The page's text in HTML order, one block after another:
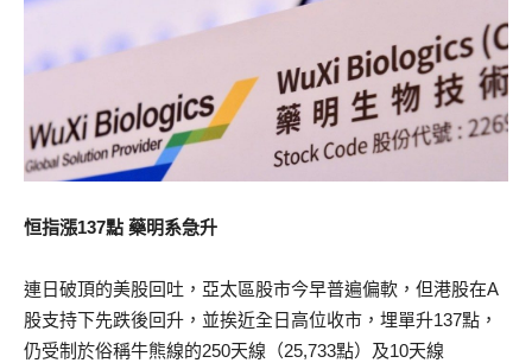
恒指漲137點 藥明系急升
連日破頂的美股回吐，亞太區股市今早普遍偏軟，但港股在A
股支持下先跌後回升，並挨近全日高位收市，埋單升137點，
仍受制於俗稱牛熊線的250天線（25,733點）及10天線